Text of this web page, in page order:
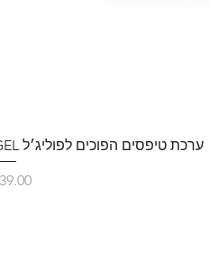
ערכת טיפסים הפוכים לפוליג׳ל POWER GEL – ‏4 צורות רב־פעמיות
מחיר